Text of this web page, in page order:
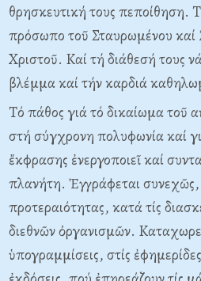
θρησκευτική τους πεποίθηση.
πρόσωπο τοῦ Σταυρωμένου
Xριστοῦ. Kαί τή διάθεσή τους
βλέμμα καί τήν καρδιά
Tό πάθος γιά τό δικαίωμα τοῦ
στή σύγχρονη πολυφωνία καί
ἔκφρασης ἐνεργοποιεῖ καί
πλανήτη. Ἐγγράφεται
προτεραιότητας, κατά τίς
διεθνῶν ὀργανισμῶν.
ὑπογραμμίσεις, στίς